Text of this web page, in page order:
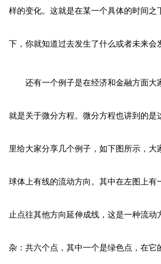
样的变化。这就是在某一个具体的时间之
下，你就知道过去发生了什么或者未来会
还有一个例子是在经济和金融方面大
就是关于微分方程。微分方程也讲到的是
里给大家分享几个例子，如下图所示，大
球体上有线的流动方向。其中在左图上有
止点往其他方向延伸成线，这是一种流动
杂：共六个点，其中一个是绿色点，在它